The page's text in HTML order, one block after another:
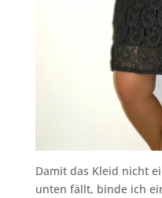
Damit das Kleid nicht
unten fällt, binde ich